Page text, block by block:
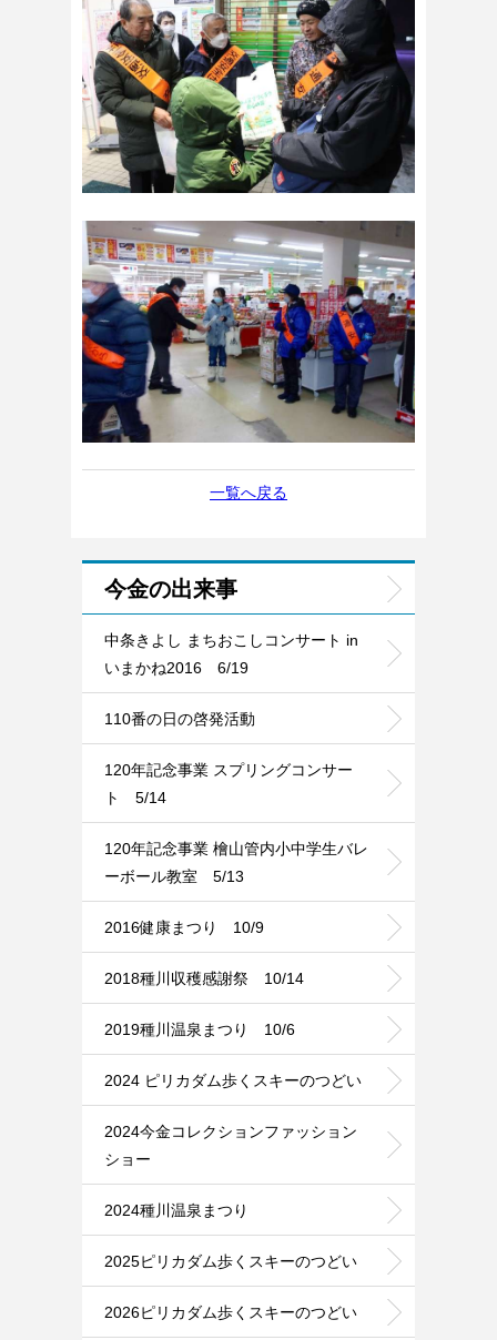
一覧へ戻る
今金の出来事
中条きよし まちおこしコンサート in
いまかね2016 6/19
110番の日の啓発活動
120年記念事業 スプリングコンサー
ト 5/14
120年記念事業 檜山管内小中学生バレ
ーボール教室 5/13
2016健康まつり 10/9
2018種川収穫感謝祭 10/14
2019種川温泉まつり 10/6
2024 ピリカダム歩くスキーのつどい
2024今金コレクションファッション
ショー
2024種川温泉まつり
2025ピリカダム歩くスキーのつどい
2026ピリカダム歩くスキーのつどい